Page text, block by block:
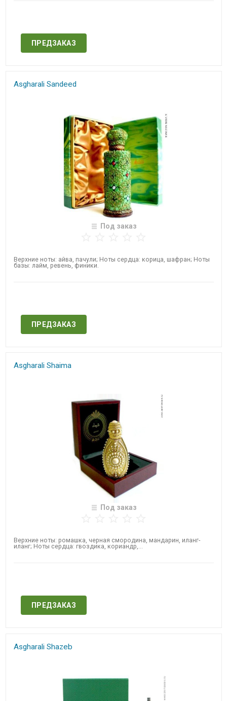
ПРЕДЗАКАЗ
Asgharali Sandeed
Под заказ
Верхние ноты: айва, пачули; Ноты сердца: корица, шафран; Ноты
базы: лайм, ревень, финики.
ПРЕДЗАКАЗ
Asgharali Shaima
Под заказ
​Верхние ноты: ромашка, черная смородина, мандарин, иланг-
иланг; Ноты сердца: гвоздика, кориандр,...
ПРЕДЗАКАЗ
Asgharali Shazeb